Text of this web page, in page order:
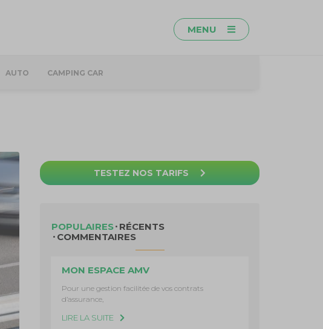
MENU
AUTO CAMPING CAR
TESTEZ NOS TARIFS
POPULAIRES RÉCENTS
COMMENTAIRES
MON ESPACE AMV
Pour une gestion facilitée de vos contrats
d’assurance,
LIRE LA SUITE